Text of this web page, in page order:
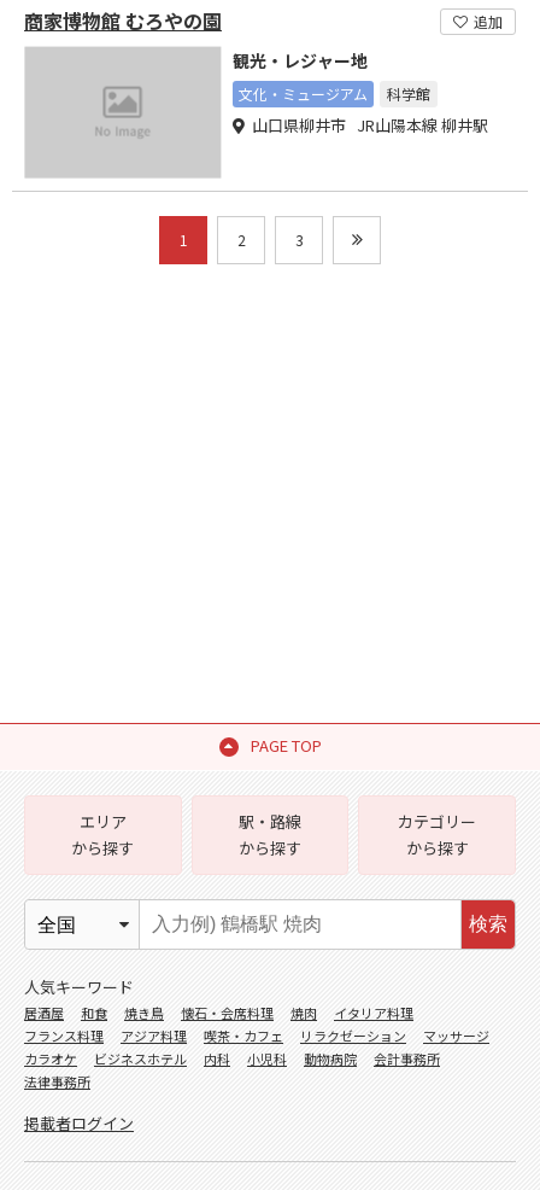
商家博物館 むろやの園 追加
観光・レジャー地
文化・ミュージアム 科学館
山口県柳井市 JR山陽本線 柳井駅
1 2 3
PAGE TOP
エリア
から探す
駅・路線
から探す
カテゴリー
から探す
検索
人気キーワード
居酒屋 和食 焼き鳥 懐石・会席料理 焼肉
イタリア料理
フランス料理
アジア料理 喫茶・カフェ リラクゼーション
マッサージ
カラオケ
ビジネスホテル 内科 小児科 動物病院
会計事務所
法律事務所
掲載者ログイン